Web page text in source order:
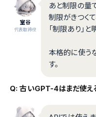
室谷
代表取締役
あと制限の量
制限がきつく
「制限あり」と
本格的に使う
す。
Q: 古いGPT-4はまだ使え